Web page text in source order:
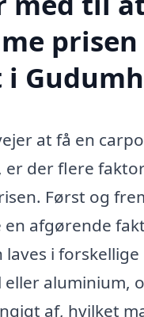
prisen
at få en
er der flere
Først og
afgørende
laves i
aluminium,
af, hvilket